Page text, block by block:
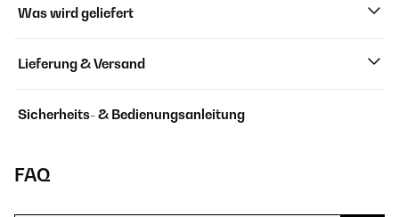
Was wird geliefert
Lieferung & Versand
Sicherheits- & Bedienungsanleitung
FAQ